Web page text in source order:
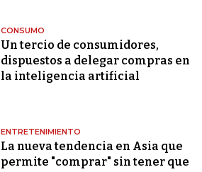
CONSUMO
Un tercio de consumidores,
dispuestos a delegar compras en
la inteligencia artificial
ENTRETENIMIENTO
La nueva tendencia en Asia que
permite "comprar" sin tener que